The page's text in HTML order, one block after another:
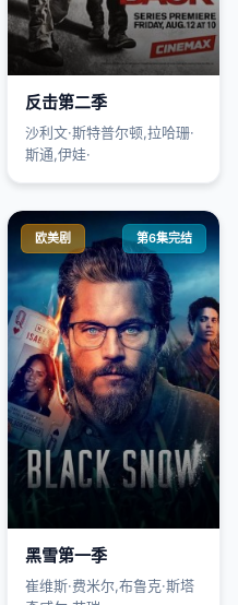
反击第二季
沙利文·斯特普尔顿,拉哈珊·
斯通,伊娃·
欧美剧 第6集完结
黑雪第一季
崔维斯·费米尔,布鲁克·斯塔